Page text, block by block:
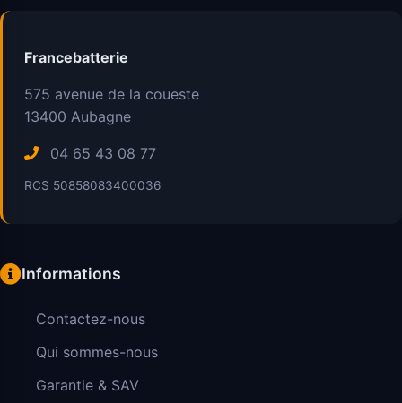
Francebatterie
575 avenue de la coueste
13400 Aubagne
04 65 43 08 77
RCS 50858083400036
Informations
Contactez-nous
Qui sommes-nous
Garantie & SAV